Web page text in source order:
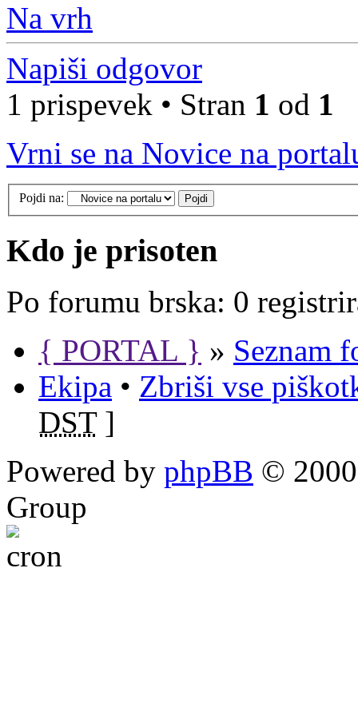
Na vrh
Napiši odgovor
1 prispevek • Stran 1 od 1
Vrni se na Novice na
Pojdi na:
Kdo je prisoten
Po forumu brska: 0
{ PORTAL } » Seznam
Ekipa • Zbriši vse
DST]
Powered by phpBB ©
Group